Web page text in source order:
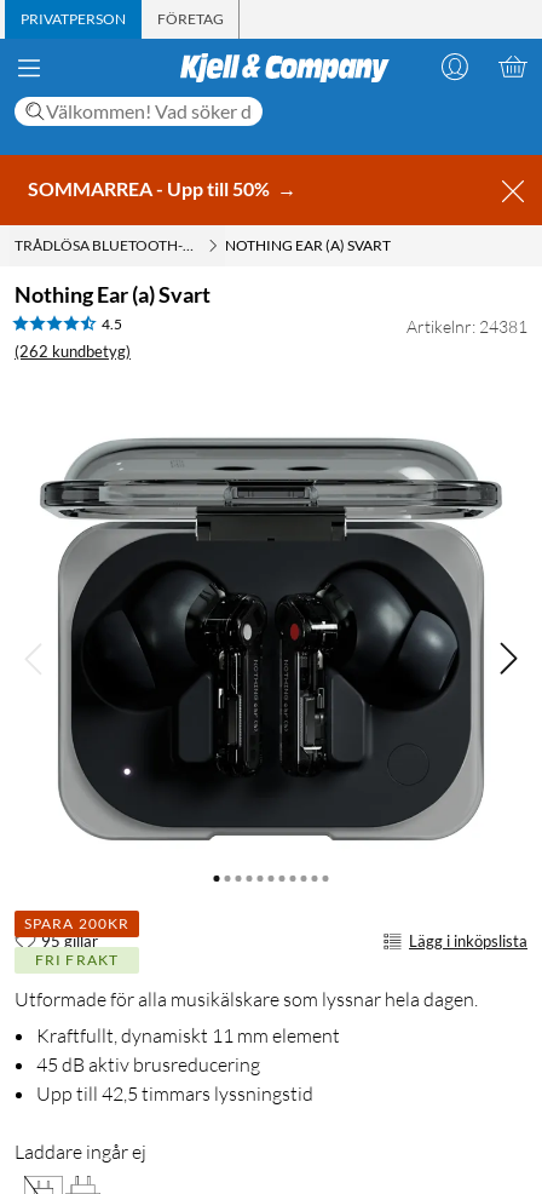
PRIVATPERSON FÖRETAG
SOMMARREA - Upp till 50% →
TRÅDLÖSA BLUETOOTH-HÖRLURARNOTHING EAR (A) SVART
Nothing Ear (a) Svart
4.5
(262 kundbetyg)
Artikelnr: 24381
SPARA 200KR
FRI FRAKT
95 gillar Lägg i inköpslista
Utformade för alla musikälskare som lyssnar hela dagen.
Kraftfullt, dynamiskt 11 mm element
45 dB aktiv brusreducering
Upp till 42,5 timmars lyssningstid
Laddare ingår ej